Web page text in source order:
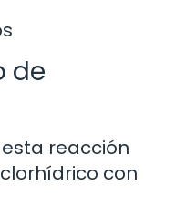
de
reacción
con